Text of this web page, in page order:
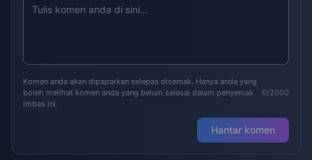
Komen anda akan dipaparkan selepas disemak. Hanya anda yang
boleh melihat komen anda yang belum selesai dalam penyemak
imbas ini.
0/2000
Hantar komen